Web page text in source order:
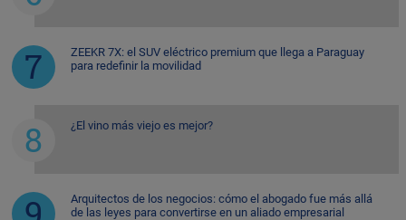
ZEEKR 7X: el SUV eléctrico premium que llega a Paraguay
para redefinir la movilidad
¿El vino más viejo es mejor?
Arquitectos de los negocios: cómo el abogado fue más allá
de las leyes para convertirse en un aliado empresarial